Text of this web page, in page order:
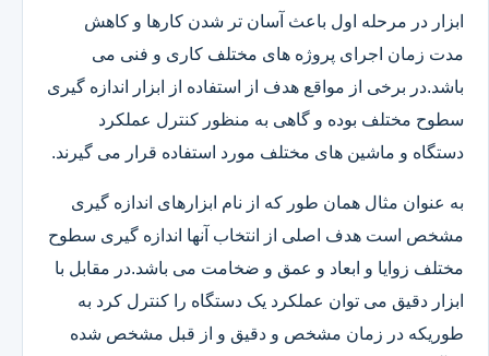
ابزار در مرحله اول باعث آسان تر شدن کارها و کاهش
مدت زمان اجرای پروژه های مختلف کاری و فنی می
باشد.در برخی از مواقع هدف از استفاده از ابزار اندازه گیری
سطوح مختلف بوده و گاهی به منظور کنترل عملکرد
دستگاه و ماشین های مختلف مورد استفاده قرار می گیرند.
به عنوان مثال همان طور که از نام ابزارهای اندازه گیری
مشخص است هدف اصلی از انتخاب آنها اندازه گیری سطوح
مختلف زوایا و ابعاد و عمق و ضخامت می باشد.در مقابل با
ابزار دقیق می توان عملکرد یک دستگاه را کنترل کرد به
طوریکه در زمان مشخص و دقیق و از قبل مشخص شده